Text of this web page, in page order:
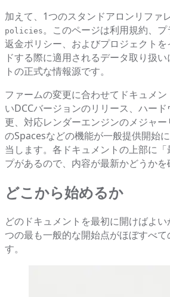
加えて、1つのスタンドアロンリファ
policies。このページは利用規約、プ
返金ポリシー、およびプロジェクト
ドする際に適用されるデータ取り扱
トの正式な情報源です。
ファームの変更に合わせてドキュメ
いDCCバージョンのリリース、ハー
更、対応レンダーエンジンのメジャ
のSpacesなどの機能が一般提供開始
当します。各ドキュメントの上部に
プがあるので、内容が最新かどうかを
どこから始めるか
どのドキュメントを最初に開けばよ
つの最も一般的な開始点がほぼすべて
す。